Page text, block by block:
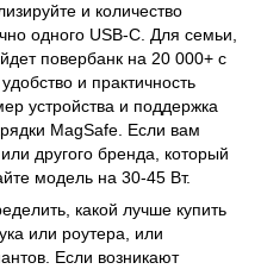
и количество
одного USB-C. Для семьи,
повербанк на 20 000+ с
и практичность
устройства и поддержка
MagSafe. Если вам
другого бренда, который
модель на 30-45 Вт.
какой лучше купить
или роутера, или
Если возникают